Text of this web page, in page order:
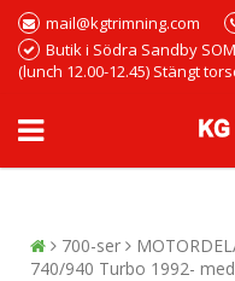
mail@kgtrimning.com
Butik i Södra Sandby
(lunch 12.00-12.45) Stängt
700-ser
740/940 Turbo 1992-